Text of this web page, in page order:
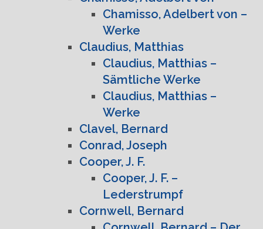
Chamisso, Adelbert von –
Werke
Claudius, Matthias
Claudius, Matthias –
Sämtliche Werke
Claudius, Matthias –
Werke
Clavel, Bernard
Conrad, Joseph
Cooper, J. F.
Cooper, J. F. –
Lederstrumpf
Cornwell, Bernard